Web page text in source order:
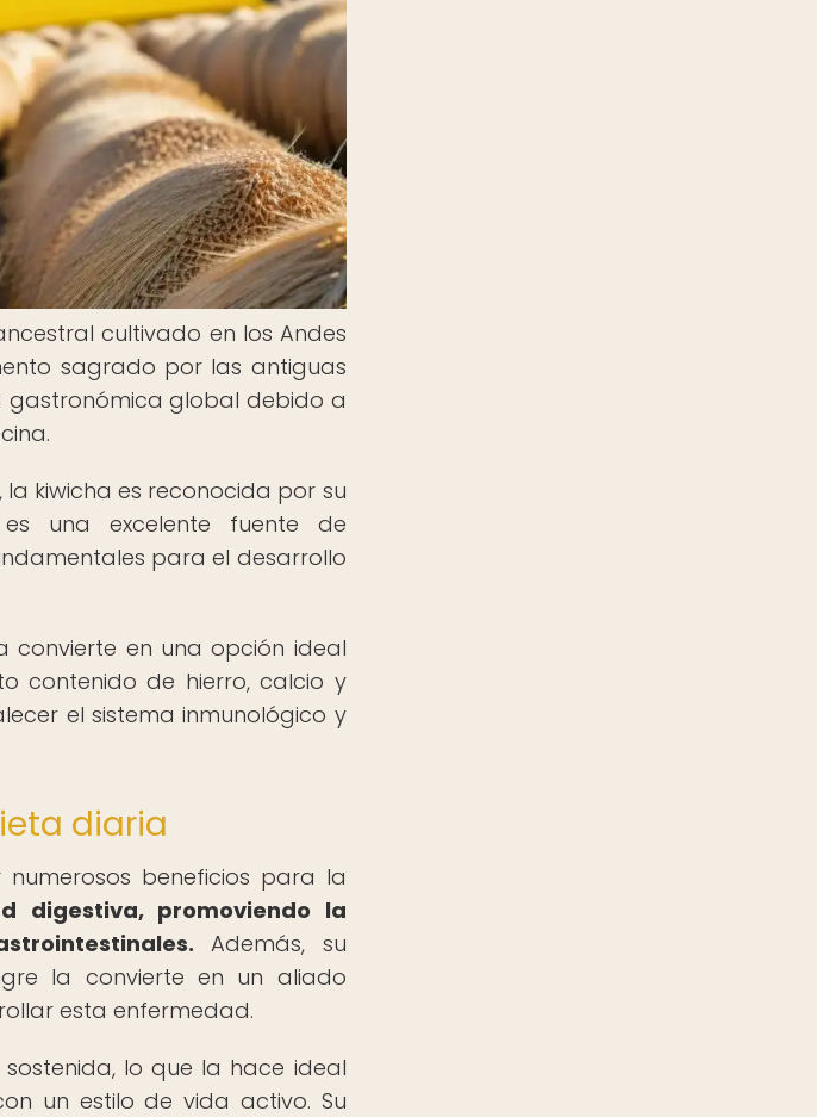
cultivado en los Andes
sagrado por las antiguas
gastronómica global debido a
kiwicha es reconocida por su
es una excelente fuente de
para el desarrollo
convierte en una opción ideal
contenido de hierro, calcio y
el sistema inmunológico y
diaria
beneficios para la
digestiva, promoviendo la
Además, su
la convierte en un aliado
esta enfermedad.
lo que la hace ideal
un estilo de vida activo. Su